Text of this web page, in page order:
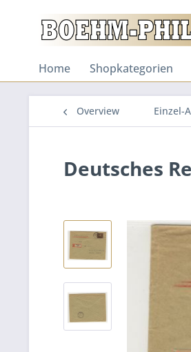
Home Shopkategorien
Overview Einzel-
Deutsches